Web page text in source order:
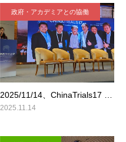
政府・アカデミアとの協働
2025/11/14、ChinaTrials17 …
2025.11.14